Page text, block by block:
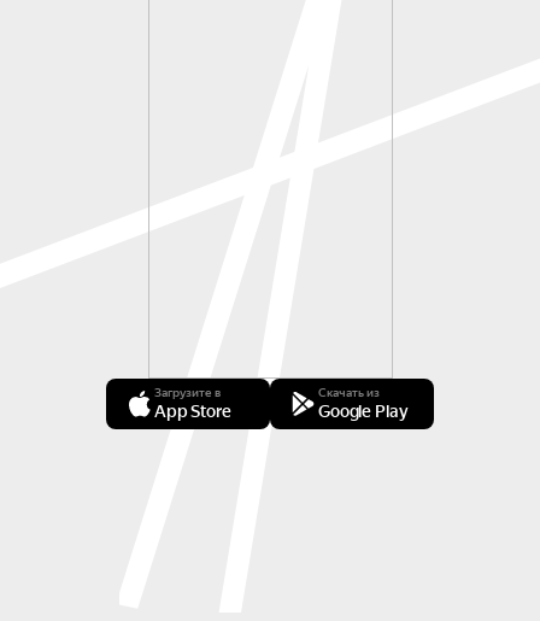
Загрузите в
App Store
Скачать из
Google Play